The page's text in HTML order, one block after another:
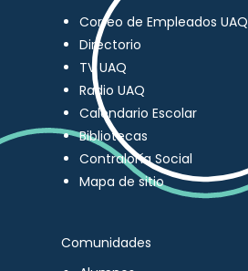
Correo de Empleados UAQ
Directorio
TV UAQ
Radio UAQ
Calendario Escolar
Bibliotecas
Contraloría Social
Mapa de sitio
Comunidades